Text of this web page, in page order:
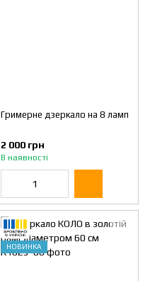
Гримерне дзеркало на 8 ламп
2 000 грн
В наявності
НОВИНКА